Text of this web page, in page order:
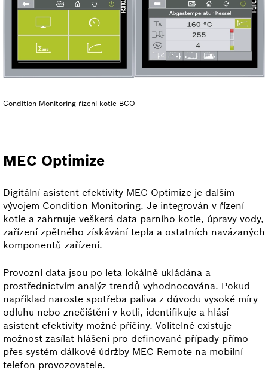
Condition Monitoring řízení kotle BCO
MEC Optimize
Digitální asistent efektivity MEC Optimize je dalším
vývojem Condition Monitoring. Je integrován v řízení
kotle a zahrnuje veškerá data parního kotle, úpravy vody,
zařízení zpětného získávání tepla a ostatních navázaných
komponentů zařízení.
Provozní data jsou po leta lokálně ukládána a
prostřednictvím analýz trendů vyhodnocována. Pokud
například naroste spotřeba paliva z důvodu vysoké míry
odluhu nebo znečištění v kotli, identifikuje a hlásí
asistent efektivity možné příčiny. Volitelně existuje
možnost zasílat hlášení pro definované případy přímo
přes systém dálkové údržby MEC Remote na mobilní
telefon provozovatele.